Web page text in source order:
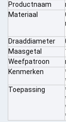
Productnaam
Materiaal
Draaddiameter
Maasgetal
Weefpatroon
Kenmerken
Toepassing